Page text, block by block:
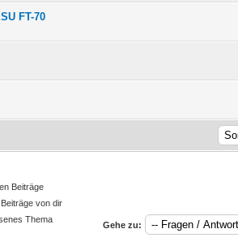
FT-70
- 0 von 5 durchschnittlich
- 0 von 5 durchschnittlich
- 0 von 5 durchschnittlich
Beiträge
von dir
Thema
Gehe zu: